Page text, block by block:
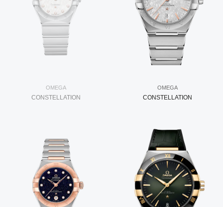
OMEGA
CONSTELLATION
OMEGA
CONSTELLATION